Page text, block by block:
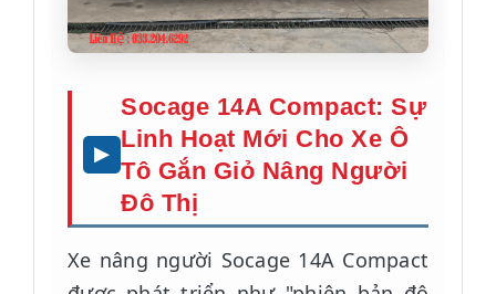
Socage 14A Compact: Sự
Linh Hoạt Mới Cho Xe Ô
Tô Gắn Giỏ Nâng Người
Đô Thị
Xe nâng người Socage 14A Compact